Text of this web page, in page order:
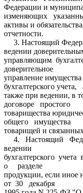
Федерации и
изменяющих
активы и
отчетности.
3. Настоящий
ведении
управляющим
доверительное
управление
бухгалтерского учета,
также при ведении, в
договоре простого
товарищества
общего имущества
товарищей и
4. Настоящий
ведении
бухгалтерского
о разделе
продукции, если иное
от 30 декабря